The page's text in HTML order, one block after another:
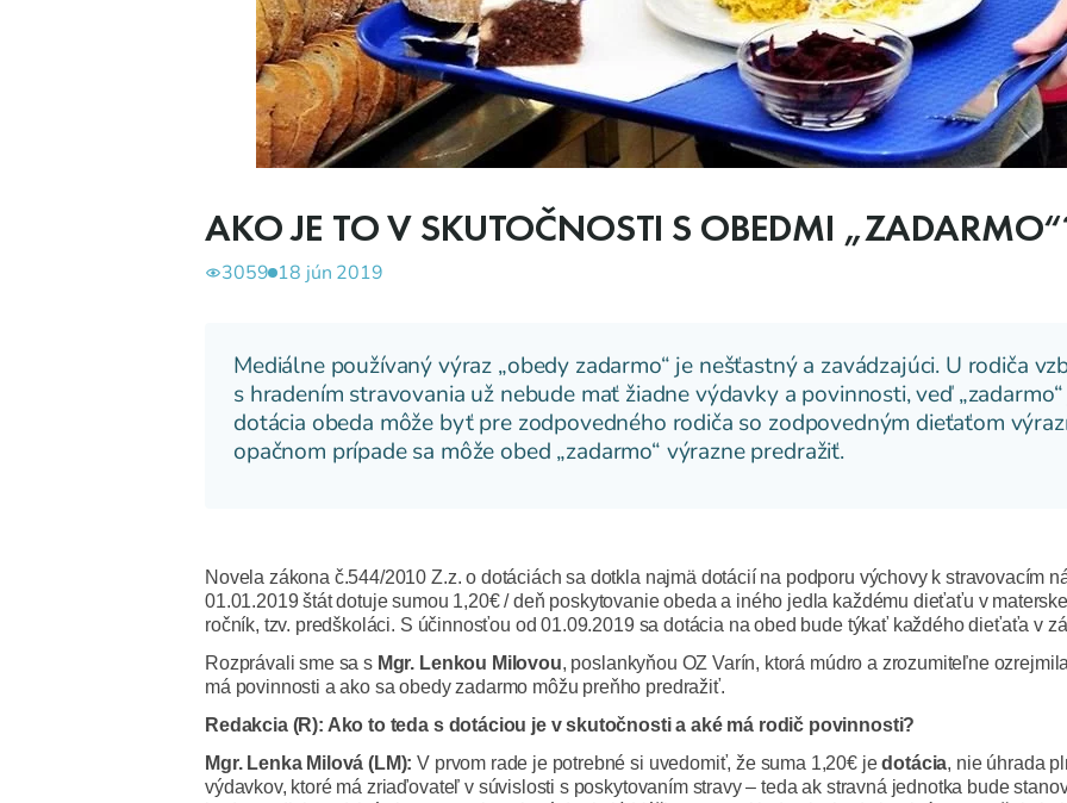
AKO JE TO V SKUTOČNOSTI S OBEDMI
3059 18 jún 2019
Mediálne používaný výraz „obedy zadarmo“ je nešťastný a zavádzajúci. U rodiča
s hradením stravovania už nebude mať žiadne výdavky a povinnosti, veď
dotácia obeda môže byť pre zodpovedného rodiča so zodpovedným dieťaťom
opačnom prípade sa môže obed „zadarmo“ výrazne predražiť.
Novela zákona č.544/2010 Z.z. o dotáciách sa dotkla najmä dotácií na podporu výchovy k stravovacím
01.01.2019 štát dotuje sumou 1,20€ / deň poskytovanie obeda a iného jedla každému dieťaťu v
ročník, tzv. predškoláci. S účinnosťou od 01.09.2019 sa dotácia na obed bude týkať každého dieťaťa v
Rozprávali sme sa s Mgr. Lenkou Milovou, poslankyňou OZ Varín, ktorá múdro a zrozumiteľne
má povinnosti a ako sa obedy zadarmo môžu preňho predražiť.
Redakcia (R): Ako to teda s dotáciou je v skutočnosti a aké má rodič povinnosti?
Mgr. Lenka Milová (LM):V prvom rade je potrebné si uvedomiť, že suma 1,20€ jedotácia, nie úhrada
výdavkov, ktoré má zriaďovateľ v súvislosti s poskytovaním stravy – teda ak stravná jednotka bude